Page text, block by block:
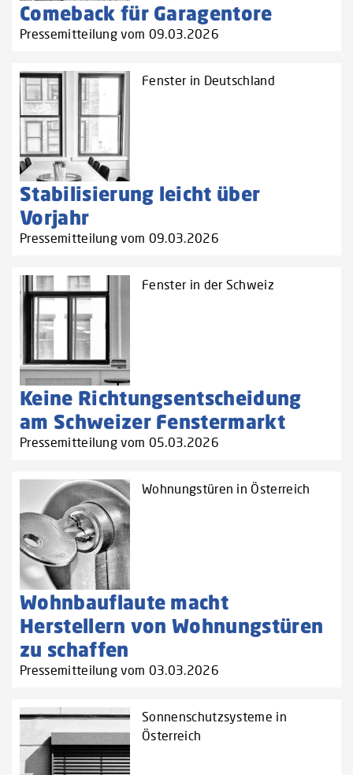
Comeback für Garagentore
Pressemitteilung vom 09.03.2026
Fenster in Deutschland
Stabilisierung leicht über
Vorjahr
Pressemitteilung vom 09.03.2026
Fenster in der Schweiz
Keine Richtungsentscheidung
am Schweizer Fenstermarkt
Pressemitteilung vom 05.03.2026
Wohnungstüren in Österreich
Wohnbauflaute macht
Herstellern von Wohnungstüren
zu schaffen‌
Pressemitteilung vom 03.03.2026
Sonnenschutzsysteme in
Österreich